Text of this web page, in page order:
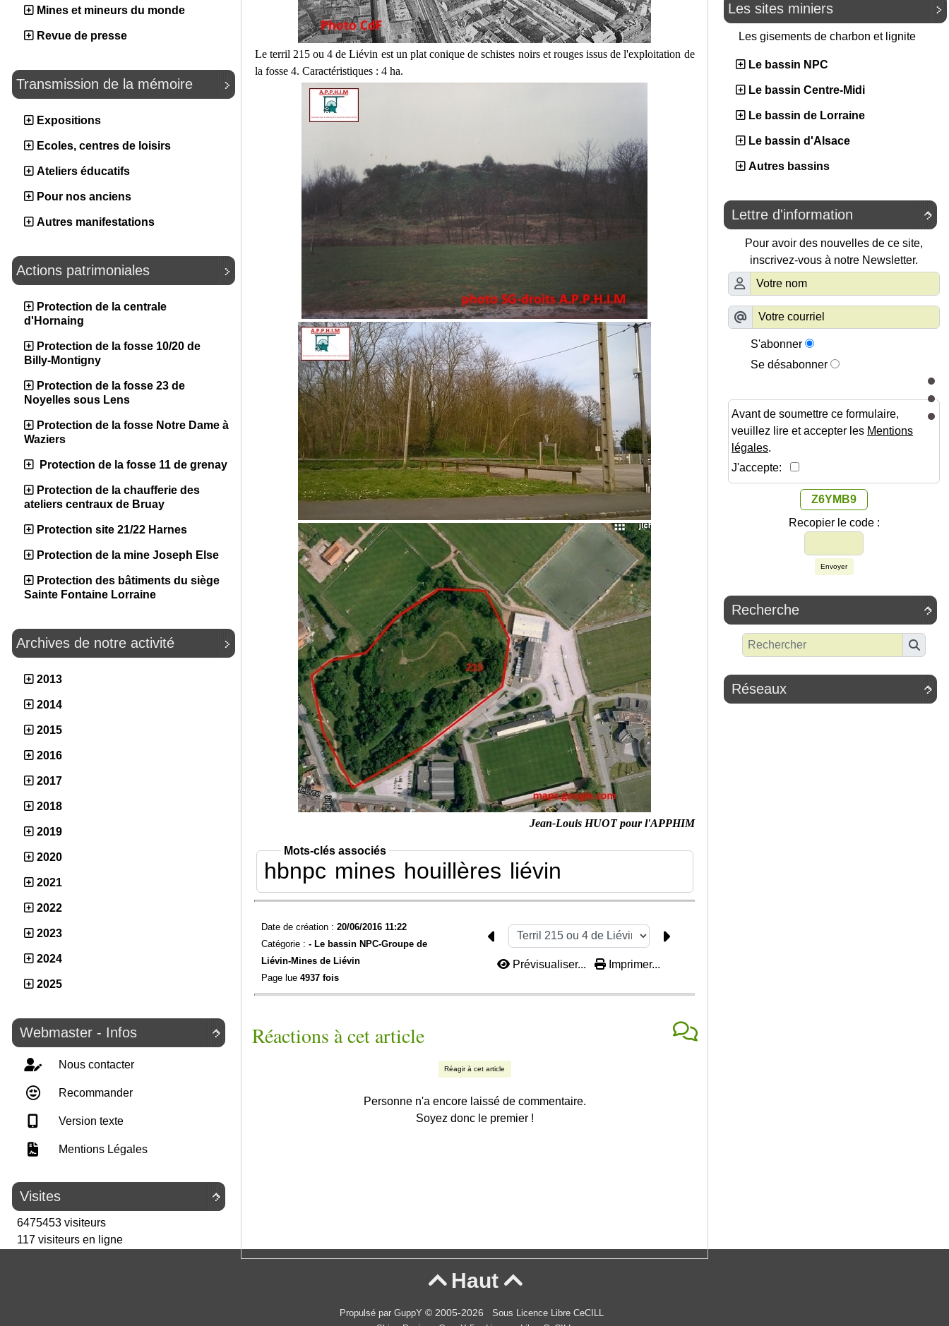
Mines et mineurs du monde
Revue de presse
Transmission de la mémoire
Expositions
Ecoles, centres de loisirs
Ateliers éducatifs
Pour nos anciens
Autres manifestations
Actions patrimoniales
Protection de la centrale
d'Hornaing
Protection de la fosse 10/20 de
Billy-Montigny
Protection de la fosse 23 de
Noyelles sous Lens
Protection de la fosse Notre Dame à
Waziers
Protection de la fosse 11 de grenay
Protection de la chaufferie des
ateliers centraux de Bruay
Protection site 21/22 Harnes
Protection de la mine Joseph Else
Protection des bâtiments du siège
Sainte Fontaine Lorraine
Archives de notre activité
2013
2014
2015
2016
2017
2018
2019
2020
2021
2022
2023
2024
2025

Webmaster - Infos
Nous contacter
Recommander
Version texte
Mentions Légales

Visites
6475453 visiteurs
117 visiteurs en ligne
Le terril 215 ou 4 de Liévin est un plat conique de schistes noirs et rouges issus de l'exploitation de
la fosse 4. Caractéristiques : 4 ha.
Jean-Louis HUOT pour l'APPHIM
Mots-clés associés
hbnpc mines houillères liévin
Date de création : 20/06/2016 11:22
Catégorie : - Le bassin NPC-Groupe de
Liévin-Mines de Liévin
Page lue 4937 fois
Prévisualiser... Imprimer...
Réactions à cet article
Réagir à cet article
Personne n'a encore laissé de commentaire.
Soyez donc le premier !
Les sites miniers
Les gisements de charbon et lignite
Le bassin NPC
Le bassin Centre-Midi
Le bassin de Lorraine
Le bassin d'Alsace
Autres bassins

Lettre d'information
Pour avoir des nouvelles de ce site,
inscrivez-vous à notre Newsletter.
S'abonner
Se désabonner
Avant de soumettre ce formulaire,
veuillez lire et accepter les Mentions
légales.
J'accepte:
Z6YMB9
Recopier le code :
Envoyer

Recherche

Réseaux
Haut 
Propulsé par GuppY © 2005-2026
Sous Licence Libre CeCILL